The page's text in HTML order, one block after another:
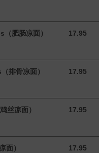
肥肠凉面） 17.95
17.95 CAD
排骨凉面） 17.95
17.95 CAD
丝凉面） 17.95
17.95 CAD
面） 17.95
17.95 CAD